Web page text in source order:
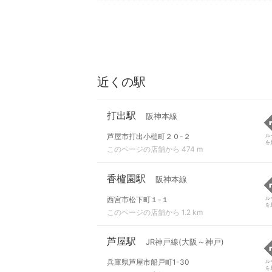
近くの駅
打出駅 阪神本線
芦屋市打出小槌町２０-２
このページの店舗から 474 m
ル
を
香櫨園駅 阪神本線
西宮市松下町１-１
このページの店舗から 1.2 km
ル
を
芦屋駅 JR神戸線(大阪～神戸)
兵庫県芦屋市船戸町1-30
ル
を